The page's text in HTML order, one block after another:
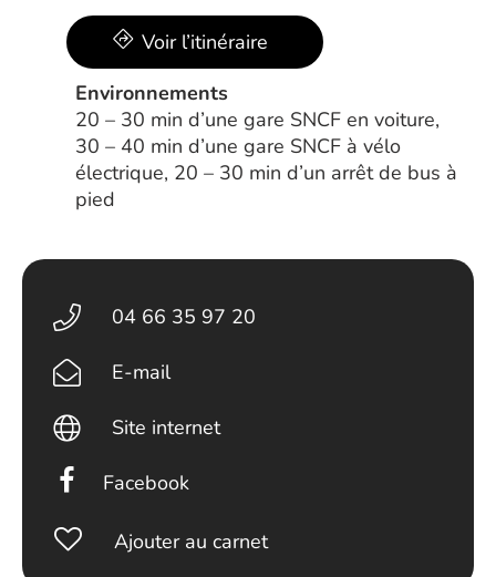
Voir l’itinéraire
Environnements
20 – 30 min d’une gare SNCF en voiture,
30 – 40 min d’une gare SNCF à vélo
électrique, 20 – 30 min d’un arrêt de bus à
pied
04 66 35 97 20
E-mail
Site internet
Facebook
Ajouter au carnet